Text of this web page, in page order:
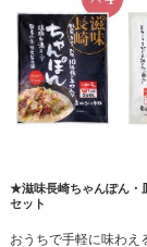
★滋味長崎ちゃんぽん・
セット
おうちで手軽に味わえ